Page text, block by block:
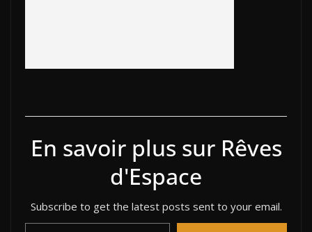
En savoir plus sur Rêves
d'Espace
Subscribe to get the latest posts sent to your email.
Saisissez votre adresse e-mail…